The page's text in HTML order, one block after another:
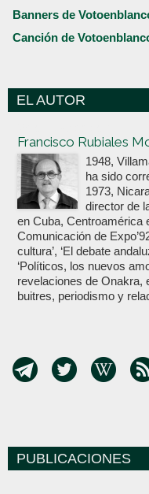
Banners de
Canción de
EL AUTOR
Francisco Rubiales
1948,
ha sido
1973,
director de
en Cuba, Centroamérica
Comunicación de
cultura’, ‘El debate
‘Políticos, los nuevos
revelaciones de Onakra,
buitres, periodismo y
PUBLICACIONES